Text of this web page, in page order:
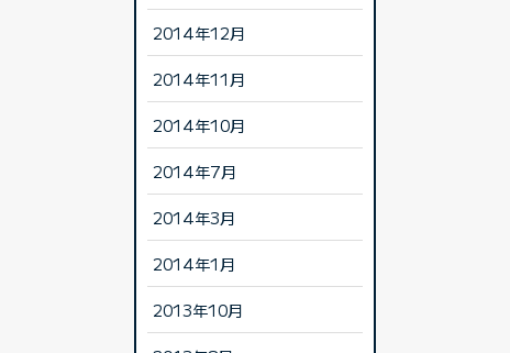
2014年12月
2014年11月
2014年10月
2014年7月
2014年3月
2014年1月
2013年10月